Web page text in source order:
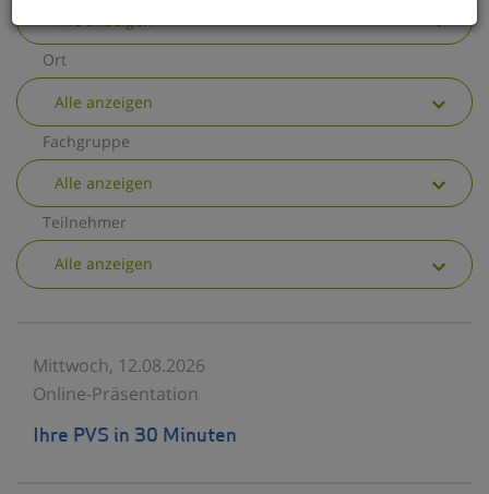
Alle anzeigen
Ort
Alle anzeigen
Fachgruppe
Alle anzeigen
Teilnehmer
Alle anzeigen
Mittwoch, 12.08.2026
Online-Präsentation
Ihre PVS in 30 Minuten